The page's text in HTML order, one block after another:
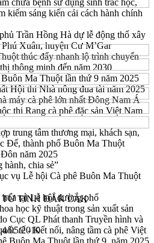
chữa bệnh sử dụng sinh trắc học,
kiếm sáng kiến cải cách hành chính
Trần Hồng Hà dự lễ động thổ xây
Xuân, huyện Cư M’Gar
thúc đẩy nhanh lộ trình chuyển
thông minh đến năm 2030
Ma Thuột lần thứ 9 năm 2025
Hội thi Nhà nông đua tài năm 2025
máy cà phê lớn nhất Đông Nam Á
thi Rang cà phê đặc sản Việt Nam
trung tâm thương mại, khách sạn,
Đế, thành phố Buôn Ma Thuột
năm 2025
chia sẻ”
vụ Lễ hội Cà phê Buôn Ma Thuột
tại Lễ hội đường phố
học kỹ thuật trong sản xuất sản
tế - Kết nối, nâng tầm cà phê Việt
TỬ TỈNH ĐẮK LẮK
Cục QL Phát thanh Truyền hình và
05/2010